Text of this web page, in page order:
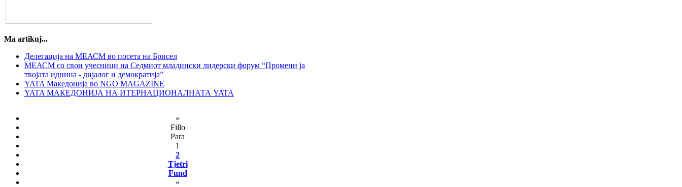
Ma artikuj...
Делегација на МЕАСМ во посета на Брисел
МЕАСМ со свои учесници на Седмиот младински лидерски форум “Промени ја
твојата иднина - дијалог и демократија”
YATA Македонија во NGO MAGAZINE
YATA МАКЕДОНИЈА НА ИТЕРНАЦИОНАЛНАТА YATA
«
Fillo
Para
1
2
Tjetri
Fund
»